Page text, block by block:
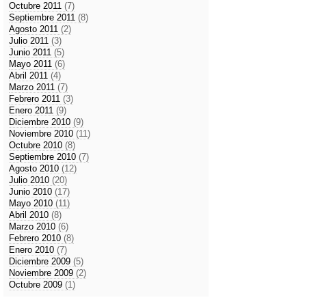
Octubre 2011 (7)
Septiembre 2011 (8)
Agosto 2011 (2)
Julio 2011 (3)
Junio 2011 (5)
Mayo 2011 (6)
Abril 2011 (4)
Marzo 2011 (7)
Febrero 2011 (3)
Enero 2011 (9)
Diciembre 2010 (9)
Noviembre 2010 (11)
Octubre 2010 (8)
Septiembre 2010 (7)
Agosto 2010 (12)
Julio 2010 (20)
Junio 2010 (17)
Mayo 2010 (11)
Abril 2010 (8)
Marzo 2010 (6)
Febrero 2010 (8)
Enero 2010 (7)
Diciembre 2009 (5)
Noviembre 2009 (2)
Octubre 2009 (1)